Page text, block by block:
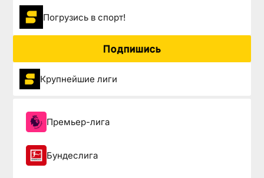
Погрузиcь в спорт!
Подпишись
Крупнейшие лиги
Премьер-лига
Бундеслига